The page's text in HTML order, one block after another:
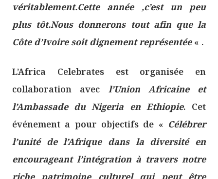
véritablement.Cette année ,c’est un peu
plus tôt.Nous donnerons tout afin que la
Côte d’Ivoire soit dignement représentée« .
L’Africa Celebrates est organisée en
collaboration avec l’Union Africaine et
l’Ambassade du Nigeria en Ethiopie. Cet
événement a pour objectifs de « Célébrer
l’unité de l’Afrique dans la diversité en
encourageant l’intégration à travers notre
riche patrimoine culturel qui peut être